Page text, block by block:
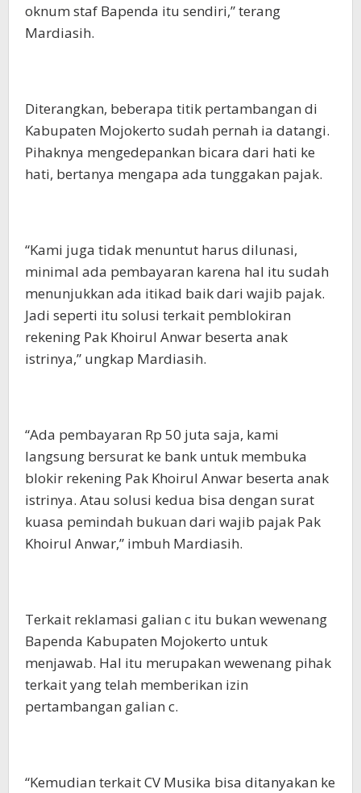
oknum staf Bapenda itu sendiri,” terang
Mardiasih.
Diterangkan, beberapa titik pertambangan di
Kabupaten Mojokerto sudah pernah ia datangi.
Pihaknya mengedepankan bicara dari hati ke
hati, bertanya mengapa ada tunggakan pajak.
“Kami juga tidak menuntut harus dilunasi,
minimal ada pembayaran karena hal itu sudah
menunjukkan ada itikad baik dari wajib pajak.
Jadi seperti itu solusi terkait pemblokiran
rekening Pak Khoirul Anwar beserta anak
istrinya,” ungkap Mardiasih.
“Ada pembayaran Rp 50 juta saja, kami
langsung bersurat ke bank untuk membuka
blokir rekening Pak Khoirul Anwar beserta anak
istrinya. Atau solusi kedua bisa dengan surat
kuasa pemindah bukuan dari wajib pajak Pak
Khoirul Anwar,” imbuh Mardiasih.
Terkait reklamasi galian c itu bukan wewenang
Bapenda Kabupaten Mojokerto untuk
menjawab. Hal itu merupakan wewenang pihak
terkait yang telah memberikan izin
pertambangan galian c.
“Kemudian terkait CV Musika bisa ditanyakan ke